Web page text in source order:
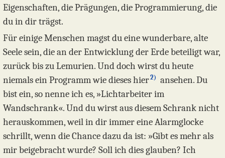
Eigenschaften, die Prägungen, die Programmierung, die
du in dir trägst.
Für einige Menschen magst du eine wunderbare, alte
Seele sein, die an der Entwicklung der Erde beteiligt war,
zurück bis zu Lemurien. Und doch wirst du heute
niemals ein Programm wie dieses hier2) ansehen. Du
bist ein, so nenne ich es, »Lichtarbeiter im
Wandschrank«. Und du wirst aus diesem Schrank nicht
herauskommen, weil in dir immer eine Alarmglocke
schrillt, wenn die Chance dazu da ist: »Gibt es mehr als
mir beigebracht wurde? Soll ich dies glauben? Ich